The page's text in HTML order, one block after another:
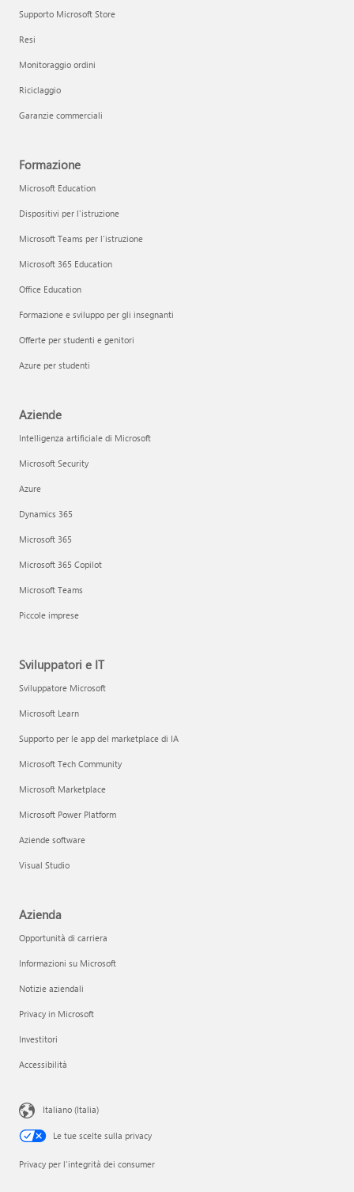
Supporto Microsoft Store
Resi
Monitoraggio ordini
Riciclaggio
Garanzie commerciali
Formazione
Microsoft Education
Dispositivi per l'istruzione
Microsoft Teams per l'istruzione
Microsoft 365 Education
Office Education
Formazione e sviluppo per gli insegnanti
Offerte per studenti e genitori
Azure per studenti
Aziende
Intelligenza artificiale di Microsoft
Microsoft Security
Azure
Dynamics 365
Microsoft 365
Microsoft 365 Copilot
Microsoft Teams
Piccole imprese
Sviluppatori e IT
Sviluppatore Microsoft
Microsoft Learn
Supporto per le app del marketplace di IA
Microsoft Tech Community
Microsoft Marketplace
Microsoft Power Platform
Aziende software
Visual Studio
Azienda
Opportunità di carriera
Informazioni su Microsoft
Notizie aziendali
Privacy in Microsoft
Investitori
Accessibilità
Italiano (Italia)
Le tue scelte sulla privacy
Privacy per l'integrità dei consumer